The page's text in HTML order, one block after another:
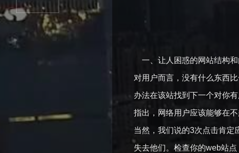
一、让人困惑的网站结构和
对用户而言，没有什么东西
办法在该站找到下一个对你
指出，网络用户应该能够在
当然，我们说的3次点击肯定
失去他们。检查你的web站